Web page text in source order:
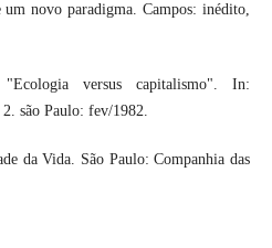
novo paradigma. Campos: inédito,
versus capitalismo". In:
são Paulo: fev/1982.
da Vida. São Paulo: Companhia das